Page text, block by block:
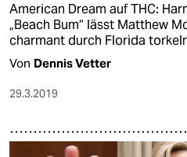
American Dream auf THC:
„Beach Bum“ lässt Matthew
charmant durch Florida
Von Dennis Vetter
29.3.2019